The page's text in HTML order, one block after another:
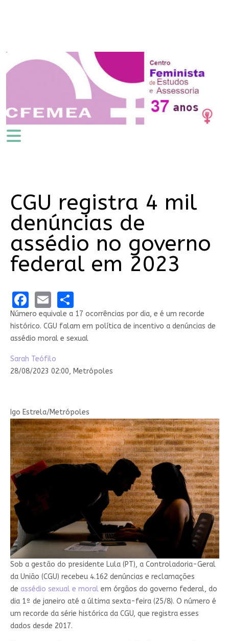
CGU registra 4 mil
denúncias de
assédio no governo
federal em 2023
Facebook
EmailShare
Número equivale a 17 ocorrências por dia, e é um recorde
histórico. CGU falam em política de incentivo a denúncias de
assédio moral e sexual
Sarah Teófilo
28/08/2023 02:00, Metrópoles
Igo Estrela/Metrópoles
Sob a gestão do presidente Lula (PT), a Controladoria-Geral
da União (CGU) recebeu 4.162 denúncias e reclamações
de assédio sexual e moralem órgãos do governo federal, do
dia 1º de janeiro até a última sexta-feira (25/8). O número é
um recorde da série histórica da CGU, que registra esses
dados desde 2017.